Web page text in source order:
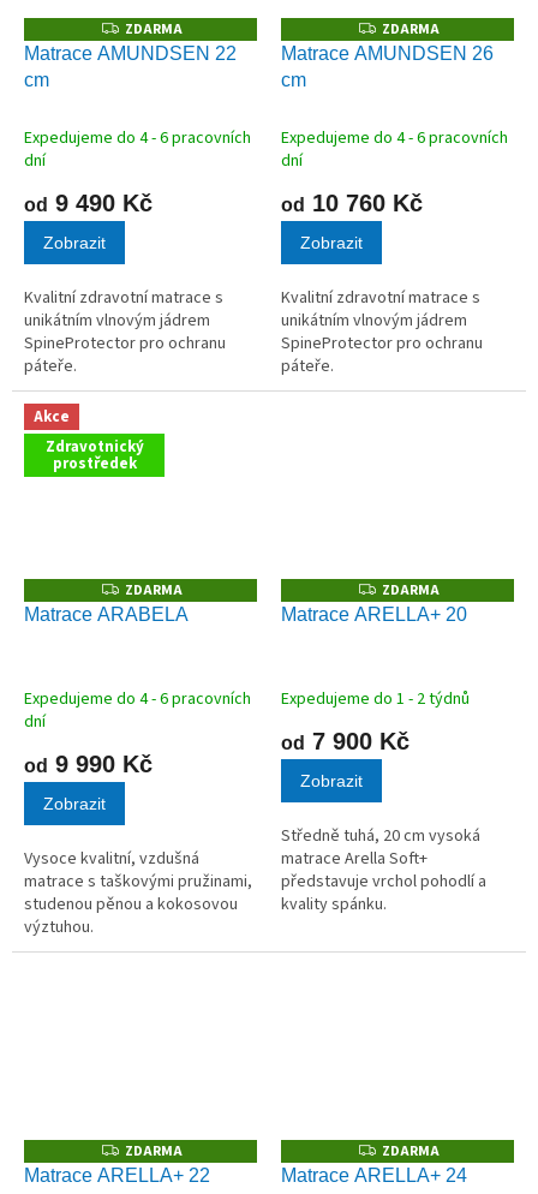
Z
D
A
ZDARMA
Matrace AMUNDSEN 22
cm
Expedujeme do 4 - 6 pracovních
dní
od 9 490 Kč
Zobrazit
Kvalitní zdravotní matrace s
unikátním vlnovým jádrem
SpineProtector pro ochranu
páteře.
Z
D
A
ZDARMA
Matrace AMUNDSEN 26
cm
Expedujeme do 4 - 6 pracovních
dní
od 10 760 Kč
Zobrazit
Kvalitní zdravotní matrace s
unikátním vlnovým jádrem
SpineProtector pro ochranu
páteře.
Akce
Zdravotnický
prostředek
Z
D
A
ZDARMA
Matrace ARABELA
Expedujeme do 4 - 6 pracovních
dní
od 9 990 Kč
Zobrazit
Vysoce kvalitní, vzdušná
matrace s taškovými pružinami,
studenou pěnou a kokosovou
výztuhou.
Z
D
A
ZDARMA
Matrace ARELLA+ 20
Expedujeme do 1 - 2 týdnů
od 7 900 Kč
Zobrazit
Středně tuhá, 20 cm vysoká
matrace Arella Soft+
představuje vrchol pohodlí a
kvality spánku.
Z
D
A
ZDARMA
Matrace ARELLA+ 22
Z
D
A
ZDARMA
Matrace ARELLA+ 24